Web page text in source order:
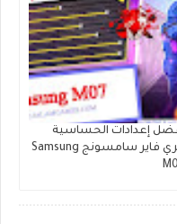
إعدادات الحساسية
فري فاير سامسونج Samsung